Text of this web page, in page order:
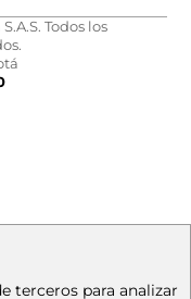
Todos los
terceros para analizar